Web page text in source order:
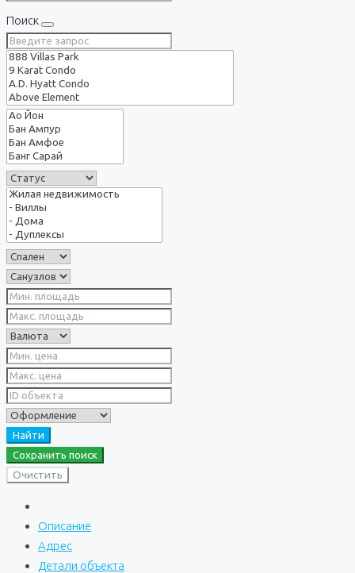
Поиск
Найти
Сохранить поиск
Очистить
Описание
Адрес
Детали объекта